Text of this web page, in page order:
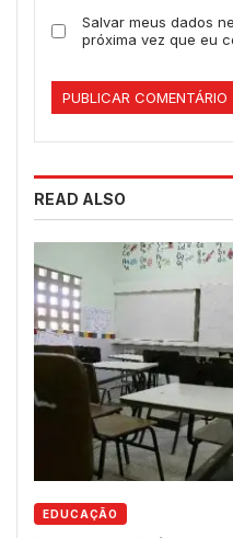
Salvar meus dados
próxima vez que eu
READ ALSO
EDUCAÇÃO